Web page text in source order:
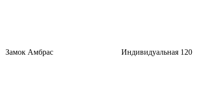
Замок Амбрас Индивидуальная 120